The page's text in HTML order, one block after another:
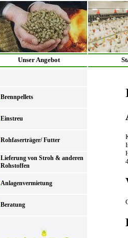
Unser Angebot
Brennpellets
Einstreu
Rohfaserträger/ Futter
Lieferung von Stroh & anderen
Rohstoffen
Anlagenvermietung
Beratung